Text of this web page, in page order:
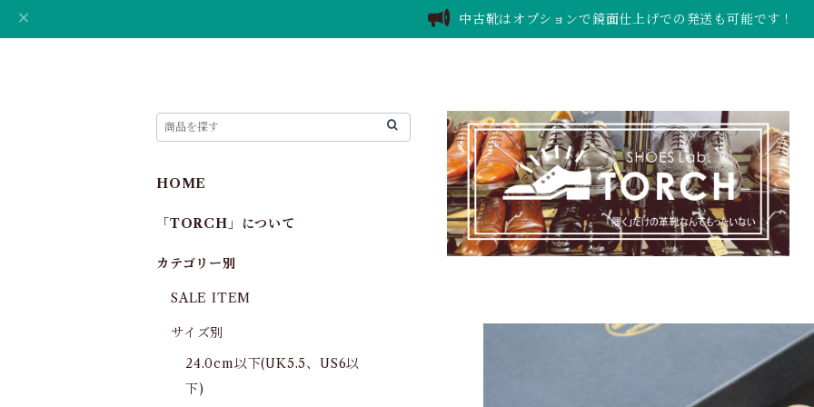
中古靴はオプションで鏡面仕上げでの発送も可能です！
HOME
「TORCH」について
カテゴリー別
SALE ITEM
サイズ別
24.0cm以下(UK5.5、US6以
下)